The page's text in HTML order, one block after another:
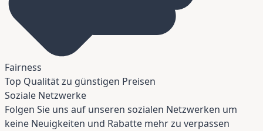
Fairness
Top Qualität zu günstigen Preisen
Soziale Netzwerke
Folgen Sie uns auf unseren sozialen Netzwerken um
keine Neuigkeiten und Rabatte mehr zu verpassen